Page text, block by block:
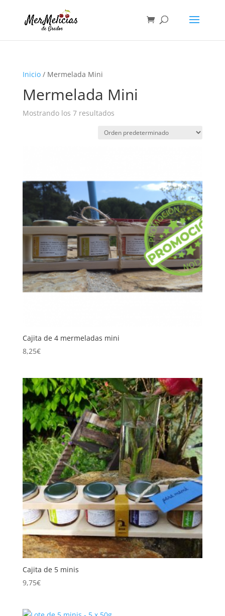
Inicio/ Mermelada Mini
Mermelada Mini
Mostrando los 7 resultados
Cajita de 4 mermeladas mini
8,25€
Cajita de 5 minis
9,75€